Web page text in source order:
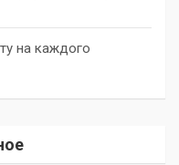
на каждого